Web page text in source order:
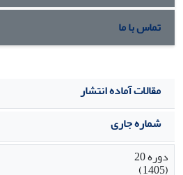
تماس با ما
مقالات آماده انتشار
شماره جاری
دوره 20
(1405)